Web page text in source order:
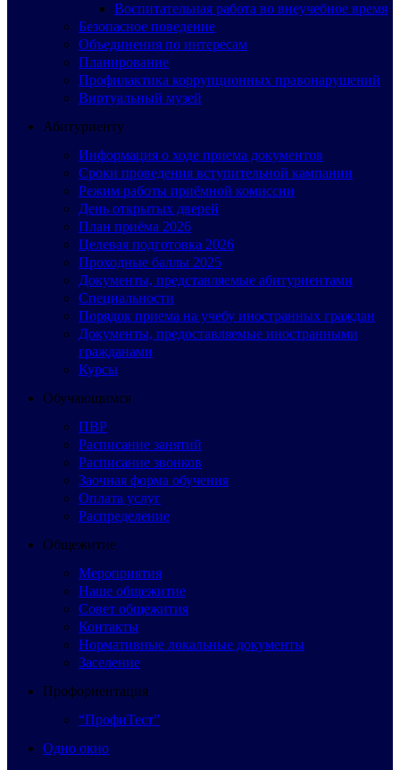
Воспитательная работа во внеучебное время
Безопасное поведение
Объединения по интересам
Планирование
Профилактика коррупционных правонарушений
Виртуальный музей
Абитуриенту
Информация о ходе приема документов
Сроки проведения вступительной кампании
Режим работы приёмной комиссии
День открытых дверей
План приёма 2026
Целевая подготовка 2026
Проходные баллы 2025
Документы, представляемые абитуриентами
Специальности
Порядок приема на учебу иностранных граждан
Документы, предоставляемые иностранными
гражданами
Курсы
Обучающимся
ПВР
Расписание занятий
Расписание звонков
Заочная форма обучения
Оплата услуг
Распределение
Общежитие
Мероприятия
Наше общежитие
Совет общежития
Контакты
Нормативные локальные документы
Заселение
Профориентация
“ПрофиТест”
Одно окно